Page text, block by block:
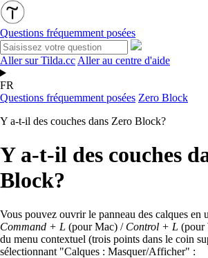
Questions fréquemment posées
Aller sur Tilda.cc Aller au centre d'aide
FR
Questions fréquemment posées Zero Block
Y a-t-il des couches dans Zero Block?
Y a-t-il des couches
Block?
Vous pouvez ouvrir le panneau des calques en
Command + L (pour Mac) / Control + L (pour
du menu contextuel (trois points dans le coin
sélectionnant "Calques : Masquer/Afficher" :